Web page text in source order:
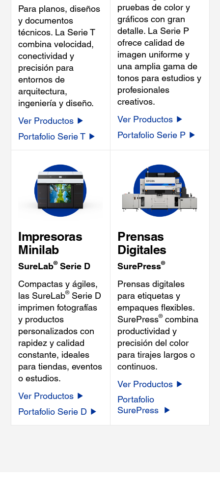
Para planos, diseños
y documentos
técnicos. La Serie T
combina velocidad,
conectividad y
precisión para
entornos de
arquitectura,
ingeniería y diseño.
Ver Productos
Portafolio Serie T
pruebas de color y
gráficos con gran
detalle. La Serie P
ofrece calidad de
imagen uniforme y
una amplia gama de
tonos para estudios y
profesionales
creativos.
Ver Productos
Portafolio Serie P
Impresoras
Minilab
SureLab®Serie D
Compactas y ágiles,
las SureLab®Serie D
imprimen fotografías
y productos
personalizados con
rapidez y calidad
constante, ideales
para tiendas, eventos
o estudios.
Ver Productos
Portafolio Serie D
Prensas
Digitales
SurePress®
Prensas digitales
para etiquetas y
empaques flexibles.
SurePress®combina
productividad y
precisión del color
para tirajes largos o
continuos.
Ver Productos
Portafolio
SurePress